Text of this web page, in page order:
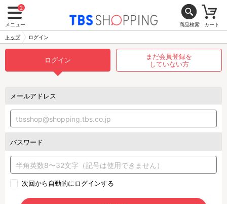
2
メニュー 商品検索 カート
トップ ログイン
ログイン
まだ会員登録を
していない方
メールアドレス
パスワード
次回から自動的にログインする